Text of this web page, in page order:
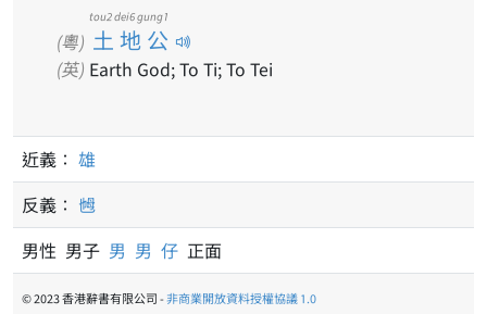
(粵) 土地公
tou2 dei6 gung1
(英) Earth God; To Ti; To Tei
近義： 雄
反義： 乸
男性 男子 男 男 仔 正面
© 2023 香港辭書有限公司 -非商業開放資料授權協議 1.0